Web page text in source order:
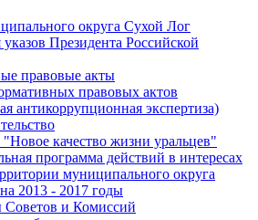
округа Сухой Лог
указов Президента Российской
правовые акты
правовых актов
антикоррупционная экспертиза)
качество жизни уральцев"
программа действий в интересах
муниципального округа
2013 - 2017 годы
и Комиссий